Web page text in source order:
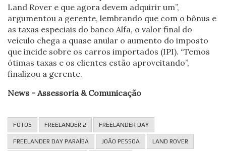
Land Rover e que agora devem adquirir um”,
argumentou a gerente, lembrando que com o bônus e
as taxas especiais do banco Alfa, o valor final do
veículo chega a quase anular o aumento do imposto
que incide sobre os carros importados (IPI). “Temos
ótimas taxas e os clientes estão aproveitando”,
finalizou a gerente.
News - Assessoria & Comunicação
FOTOS FREELANDER 2 FREELANDER DAY
FREELANDER DAY PARAÍBA JOÃO PESSOA LAND ROVER